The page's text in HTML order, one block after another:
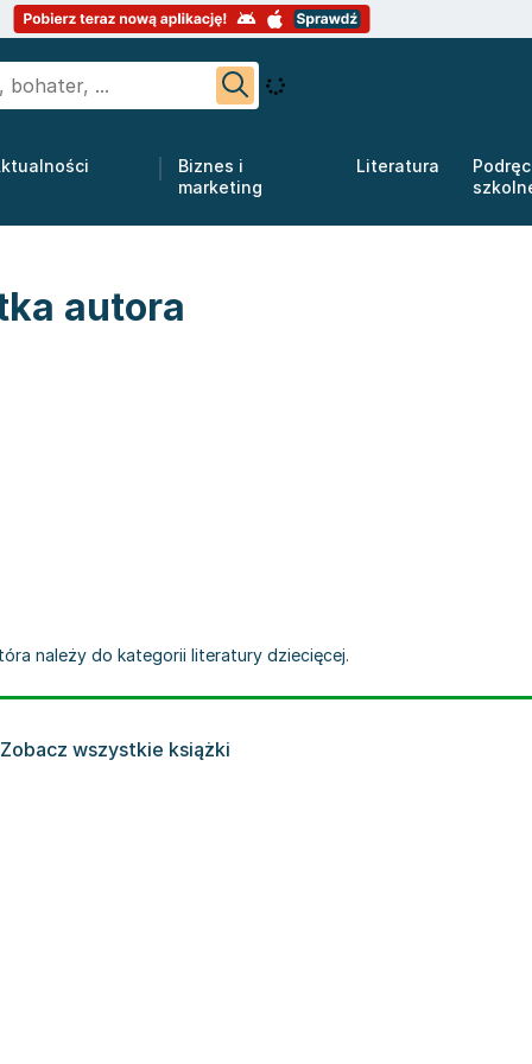
Biznes i
marketing
Literatura
autora
należy do kategorii literatury dziecięcej.
Zobacz wszystkie książki